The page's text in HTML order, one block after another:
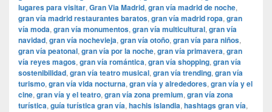
lugares para visitar, ​​Gran Via Madrid, gran vía madrid de noche,
gran vía madrid restaurantes baratos, gran vía madrid ropa, gran
vía moda, gran vía monumentos, gran vía multicultural, gran vía
navidad, gran vía nochevieja, gran vía otoño, gran vía para niños,
gran vía peatonal, gran vía por la noche, gran vía primavera, gran
vía reyes magos, gran vía romántica, gran vía shopping, gran vía
sostenibilidad, gran vía teatro musical, gran vía trending, gran vía
turismo, gran vía vida nocturna, gran vía y alrededores, gran vía y el
cine, gran vía y el teatro, gran vía zona premium, gran vía zona
turística, guía turística gran vía, hachis islandia, hashtags gran vía,